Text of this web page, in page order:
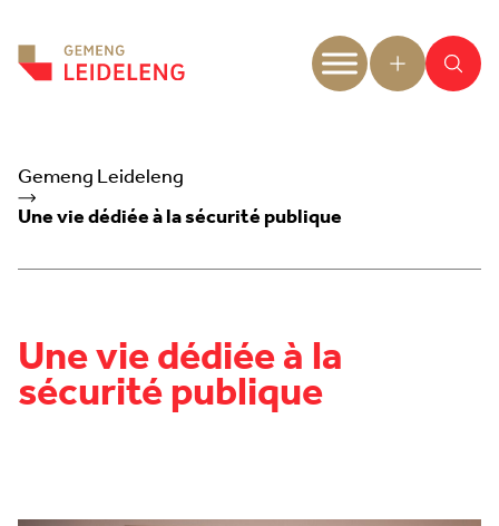
Gemeng Leideleng
Une vie dédiée à la sécurité publique
Une vie dédiée à la
sécurité publique